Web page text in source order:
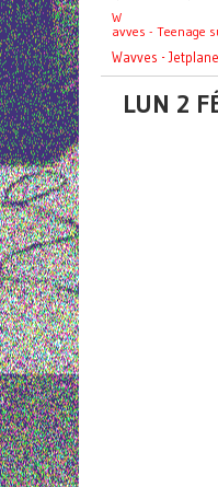
W
avves - Teenage
Wavves -
LUN 2